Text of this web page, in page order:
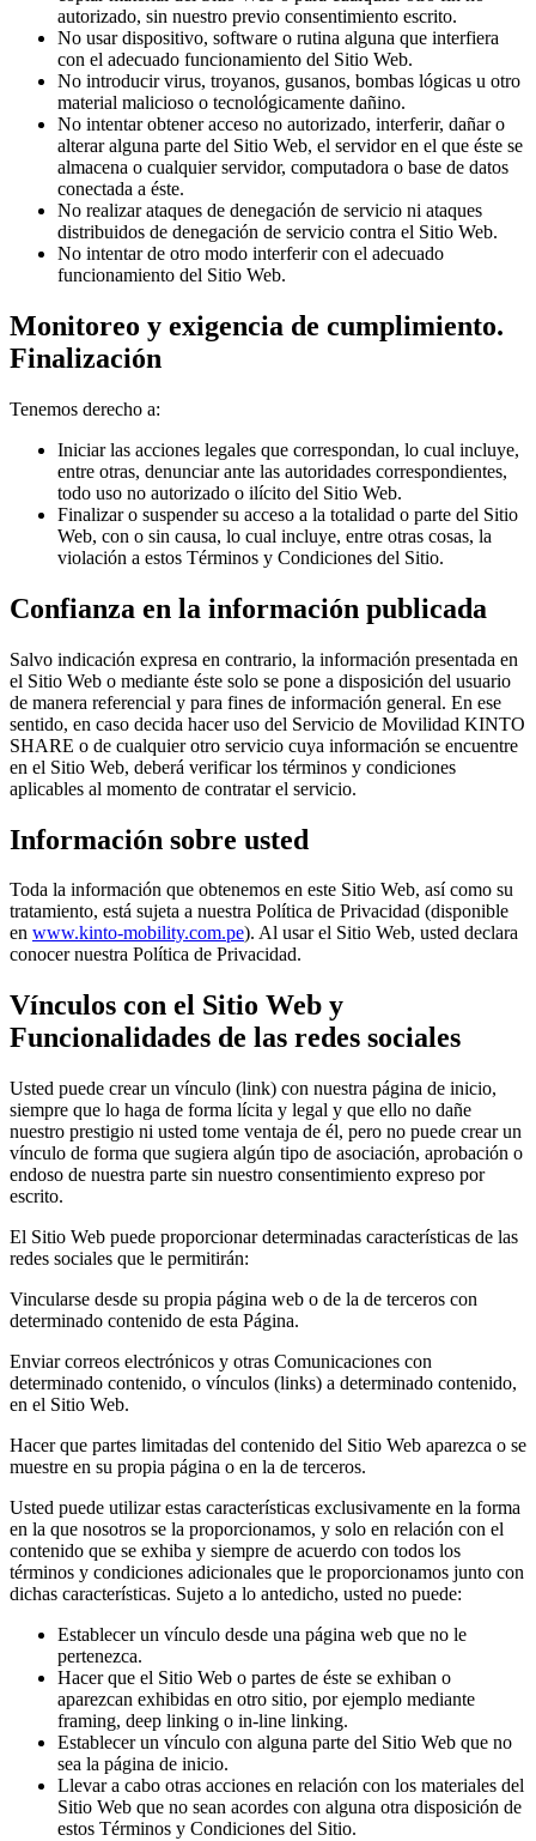
autorizado, sin nuestro previo consentimiento escrito.
No usar dispositivo, software o rutina alguna que interfiera
con el adecuado funcionamiento del Sitio Web.
No introducir virus, troyanos, gusanos, bombas lógicas u otro
material malicioso o tecnológicamente dañino.
No intentar obtener acceso no autorizado, interferir, dañar o
alterar alguna parte del Sitio Web, el servidor en el que éste se
almacena o cualquier servidor, computadora o base de datos
conectada a éste.
No realizar ataques de denegación de servicio ni ataques
distribuidos de denegación de servicio contra el Sitio Web.
No intentar de otro modo interferir con el adecuado
funcionamiento del Sitio Web.
Monitoreo y exigencia de cumplimiento.
Finalización
Tenemos derecho a:
Iniciar las acciones legales que correspondan, lo cual incluye,
entre otras, denunciar ante las autoridades correspondientes,
todo uso no autorizado o ilícito del Sitio Web.
Finalizar o suspender su acceso a la totalidad o parte del Sitio
Web, con o sin causa, lo cual incluye, entre otras cosas, la
violación a estos Términos y Condiciones del Sitio.
Confianza en la información publicada
Salvo indicación expresa en contrario, la información presentada en
el Sitio Web o mediante éste solo se pone a disposición del usuario
de manera referencial y para fines de información general. En ese
sentido, en caso decida hacer uso del Servicio de Movilidad KINTO
SHARE o de cualquier otro servicio cuya información se encuentre
en el Sitio Web, deberá verificar los términos y condiciones
aplicables al momento de contratar el servicio.
Información sobre usted
Toda la información que obtenemos en este Sitio Web, así como su
tratamiento, está sujeta a nuestra Política de Privacidad (disponible
en www.kinto-mobility.com.pe). Al usar el Sitio Web, usted declara
conocer nuestra Política de Privacidad.
Vínculos con el Sitio Web y
Funcionalidades de las redes sociales
Usted puede crear un vínculo (link) con nuestra página de inicio,
siempre que lo haga de forma lícita y legal y que ello no dañe
nuestro prestigio ni usted tome ventaja de él, pero no puede crear un
vínculo de forma que sugiera algún tipo de asociación, aprobación o
endoso de nuestra parte sin nuestro consentimiento expreso por
escrito.
El Sitio Web puede proporcionar determinadas características de las
redes sociales que le permitirán:
Vincularse desde su propia página web o de la de terceros con
determinado contenido de esta Página.
Enviar correos electrónicos y otras Comunicaciones con
determinado contenido, o vínculos (links) a determinado contenido,
en el Sitio Web.
Hacer que partes limitadas del contenido del Sitio Web aparezca o se
muestre en su propia página o en la de terceros.
Usted puede utilizar estas características exclusivamente en la forma
en la que nosotros se la proporcionamos, y solo en relación con el
contenido que se exhiba y siempre de acuerdo con todos los
términos y condiciones adicionales que le proporcionamos junto con
dichas características. Sujeto a lo antedicho, usted no puede:
Establecer un vínculo desde una página web que no le
pertenezca.
Hacer que el Sitio Web o partes de éste se exhiban o
aparezcan exhibidas en otro sitio, por ejemplo mediante
framing, deep linking o in-line linking.
Establecer un vínculo con alguna parte del Sitio Web que no
sea la página de inicio.
Llevar a cabo otras acciones en relación con los materiales del
Sitio Web que no sean acordes con alguna otra disposición de
estos Términos y Condiciones del Sitio.